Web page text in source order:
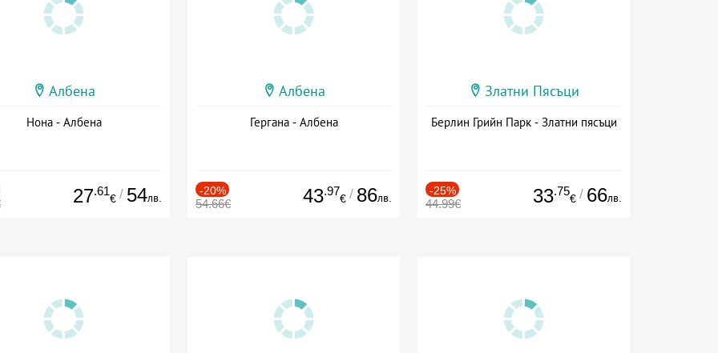
Албена
Нона - Албена
27.61
€ / 54лв.
Албена
Гергана - Албена
-20%
54.66€ 43.97
€ / 86лв.
Златни Пясъци
Берлин Грийн Парк - Златни пясъци
-25%
44.99€ 33.75
€ / 66лв.